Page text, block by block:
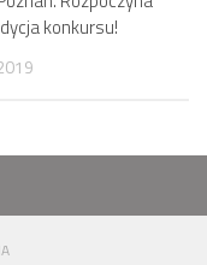
konkursu!